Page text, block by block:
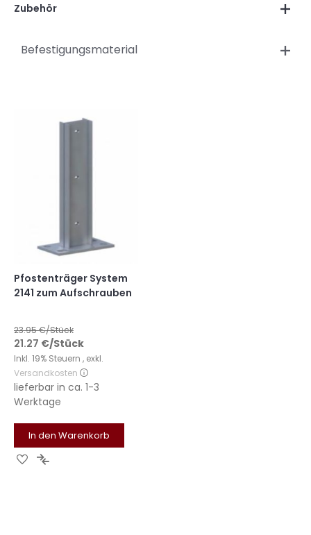
Zubehör
Befestigungsmaterial
Pfostenträger System
2141 zum Aufschrauben
23.95€/Stück
21.27 €/Stück
Inkl. 19% Steuern , exkl.
Versandkosten
lieferbar in ca. 1-3
Werktage
In den Warenkorb
Zur Zur